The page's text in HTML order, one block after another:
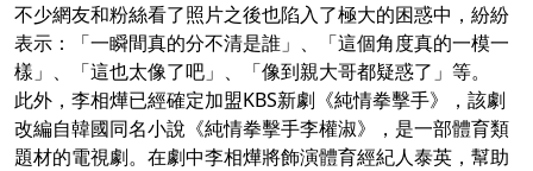
不少網友和粉絲看了照片之後也陷入了極大的困惑中，紛紛
表示：「一瞬間真的分不清是誰」、「這個角度真的一模一
樣」、「這也太像了吧」、「像到親大哥都疑惑了」等。
此外，李相燁已經確定加盟KBS新劇《純情拳擊手》，該劇
改編自韓國同名小說《純情拳擊手李權淑》，是一部體育類
題材的電視劇。在劇中李相燁將飾演體育經紀人泰英，幫助